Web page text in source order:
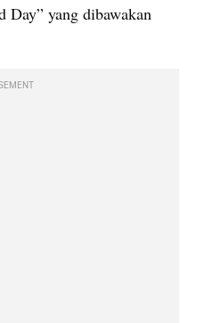
Day” yang dibawakan